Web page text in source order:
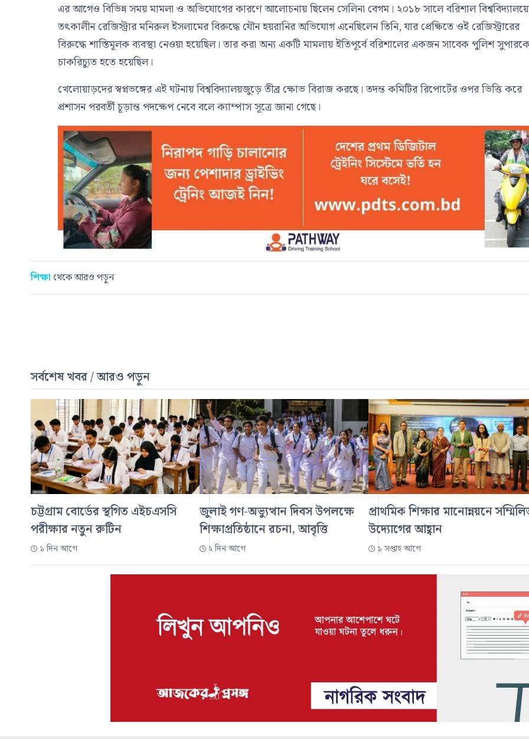
এর আগেও বিভিন্ন সময় মামলা ও অভিযোগের কারণে আলোচনায় ছিলেন সেলিনা বেগম। ২০১৮ সালে বরিশাল
তৎকালীন রেজিস্ট্রার মনিরুল ইসলামের বিরুদ্ধে যৌন হয়রানির অভিযোগ এনেছিলেন তিনি, যার প্রেক্ষিতে ওই রেজিস্ট্রারের
বিরুদ্ধে শাস্তিমূলক ব্যবস্থা নেওয়া হয়েছিল। তার করা অন্য একটি মামলায় ইতিপূর্বে বরিশালের একজন সাবেক পুলিশ
চাকরিচ্যুত হতে হয়েছিল।
খেলোয়াড়দের স্বপ্নভঙ্গের এই ঘটনায় বিশ্ববিদ্যালয়জুড়ে তীব্র ক্ষোভ বিরাজ করছে। তদন্ত কমিটির রিপোর্টের ওপর ভিত্তি করে
প্রশাসন পরবর্তী চূড়ান্ত পদক্ষেপ নেবে বলে ক্যাম্পাস সূত্রে জানা গেছে।
শিক্ষা থেকে আরও পড়ুন
সর্বশেষ খবর / আরও পড়ুন
চট্টগ্রাম বোর্ডের স্থগিত এইচএসসি
পরীক্ষার নতুন রুটিন
১ দিন আগে
জুলাই গণ-অভ্যুত্থান দিবস উপলক্ষে
শিক্ষাপ্রতিষ্ঠানে রচনা, আবৃত্তি
২ দিন আগে
প্রাথমিক শিক্ষার মানোন্নয়নে
উদ্যোগের আহ্বান
১ সপ্তাহ আগে